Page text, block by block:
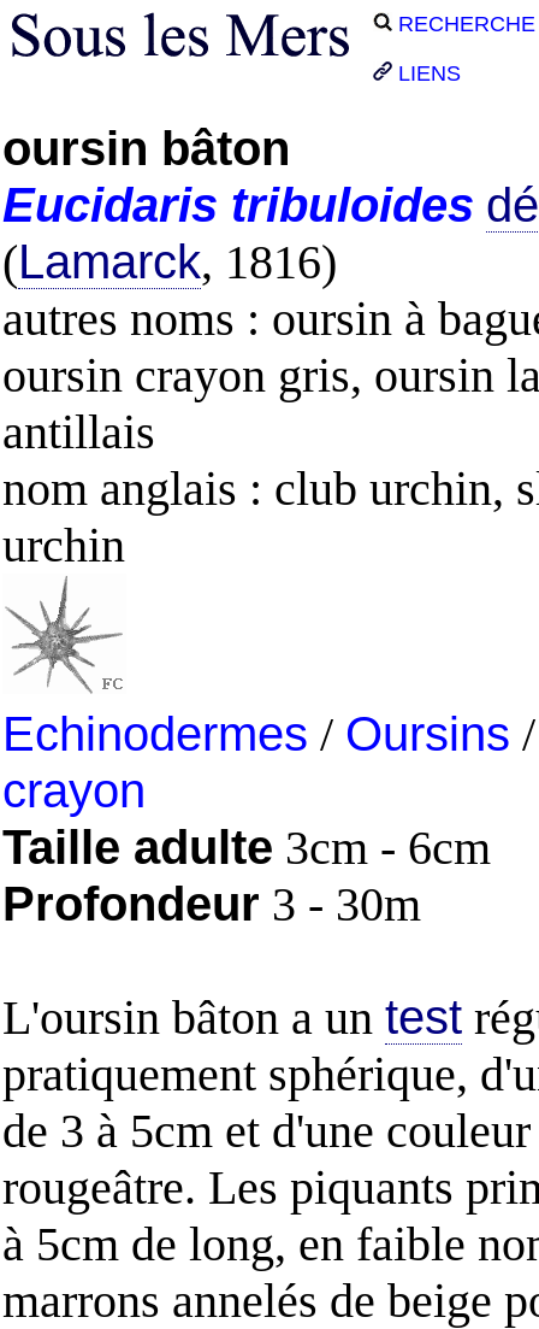
RECHERCHE
LIENS
oursin bâton
Eucidaris tribuloides
(Lamarck, 1816)
autres noms : oursin à
oursin crayon gris, oursin
antillais
nom anglais : club urchin,
urchin
Echinodermes / Oursins
crayon
Taille adulte 3cm - 6cm
Profondeur 3 - 30m
L'oursin bâton a un test
pratiquement sphérique,
de 3 à 5cm et d'une
rougeâtre. Les piquants
à 5cm de long, en faible
marrons annelés de beige